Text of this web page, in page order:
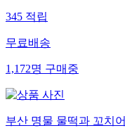
345 적립
무료배송
1,172명 구매중
부산 명물 물떡과 꼬치